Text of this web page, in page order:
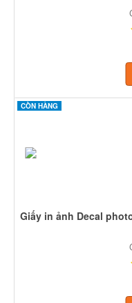
CÒN HÀNG
Giấy in ảnh Decal